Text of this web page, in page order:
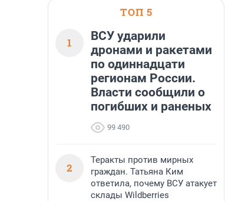
ТОП 5
1
ВСУ ударили
дронами и ракетами
по одиннадцати
регионам России.
Власти сообщили о
погибших и раненых
99 490
2
Теракты против мирных
граждан. Татьяна Ким
ответила, почему ВСУ атакует
склады Wildberries